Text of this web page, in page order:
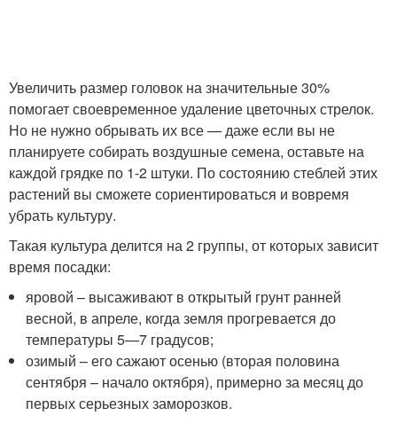
Увеличить размер головок на значительные 30%
помогает своевременное удаление цветочных стрелок.
Но не нужно обрывать их все — даже если вы не
планируете собирать воздушные семена, оставьте на
каждой грядке по 1-2 штуки. По состоянию стеблей этих
растений вы сможете сориентироваться и вовремя
убрать культуру.
Такая культура делится на 2 группы, от которых зависит
время посадки:
яровой – высаживают в открытый грунт ранней
весной, в апреле, когда земля прогревается до
температуры 5—7 градусов;
озимый – его сажают осенью (вторая половина
сентября – начало октября), примерно за месяц до
первых серьезных заморозков.